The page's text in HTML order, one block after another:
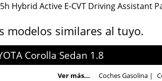
Hybrid Active E-CVT Driving
modelos similares al tuyo.
Corolla Sedan 1.8
Ver más... Coches Gasolina|